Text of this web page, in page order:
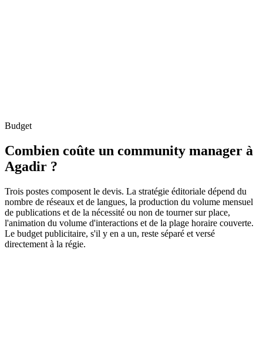
Budget
Combien coûte un community manager à
Agadir ?
Trois postes composent le devis. La stratégie éditoriale dépend du
nombre de réseaux et de langues, la production du volume mensuel
de publications et de la nécessité ou non de tourner sur place,
l'animation du volume d'interactions et de la plage horaire couverte.
Le budget publicitaire, s'il y en a un, reste séparé et versé
directement à la régie.